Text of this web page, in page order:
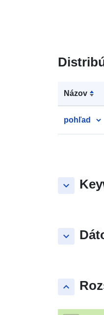
Názov
pohľad
keyboard_arrow_down
keyboard_arrow_down
keyboard_arrow_up